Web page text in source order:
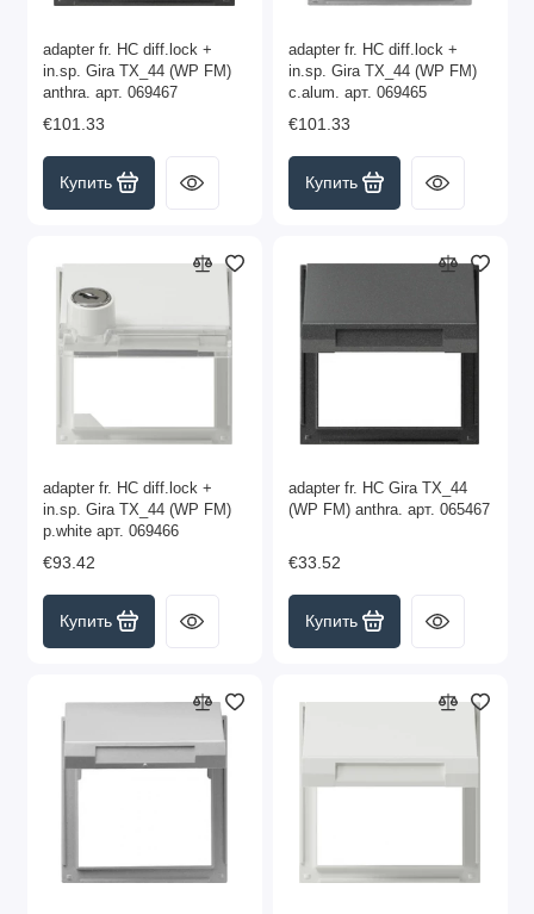
adapter fr. HC diff.lock +
in.sp. Gira TX_44 (WP FM)
anthra. арт. 069467
€101.33
Купить
adapter fr. HC diff.lock +
in.sp. Gira TX_44 (WP FM)
c.alum. арт. 069465
€101.33
Купить
adapter fr. HC diff.lock +
in.sp. Gira TX_44 (WP FM)
p.white арт. 069466
€93.42
Купить
adapter fr. HC Gira TX_44
(WP FM) anthra. арт. 065467
€33.52
Купить